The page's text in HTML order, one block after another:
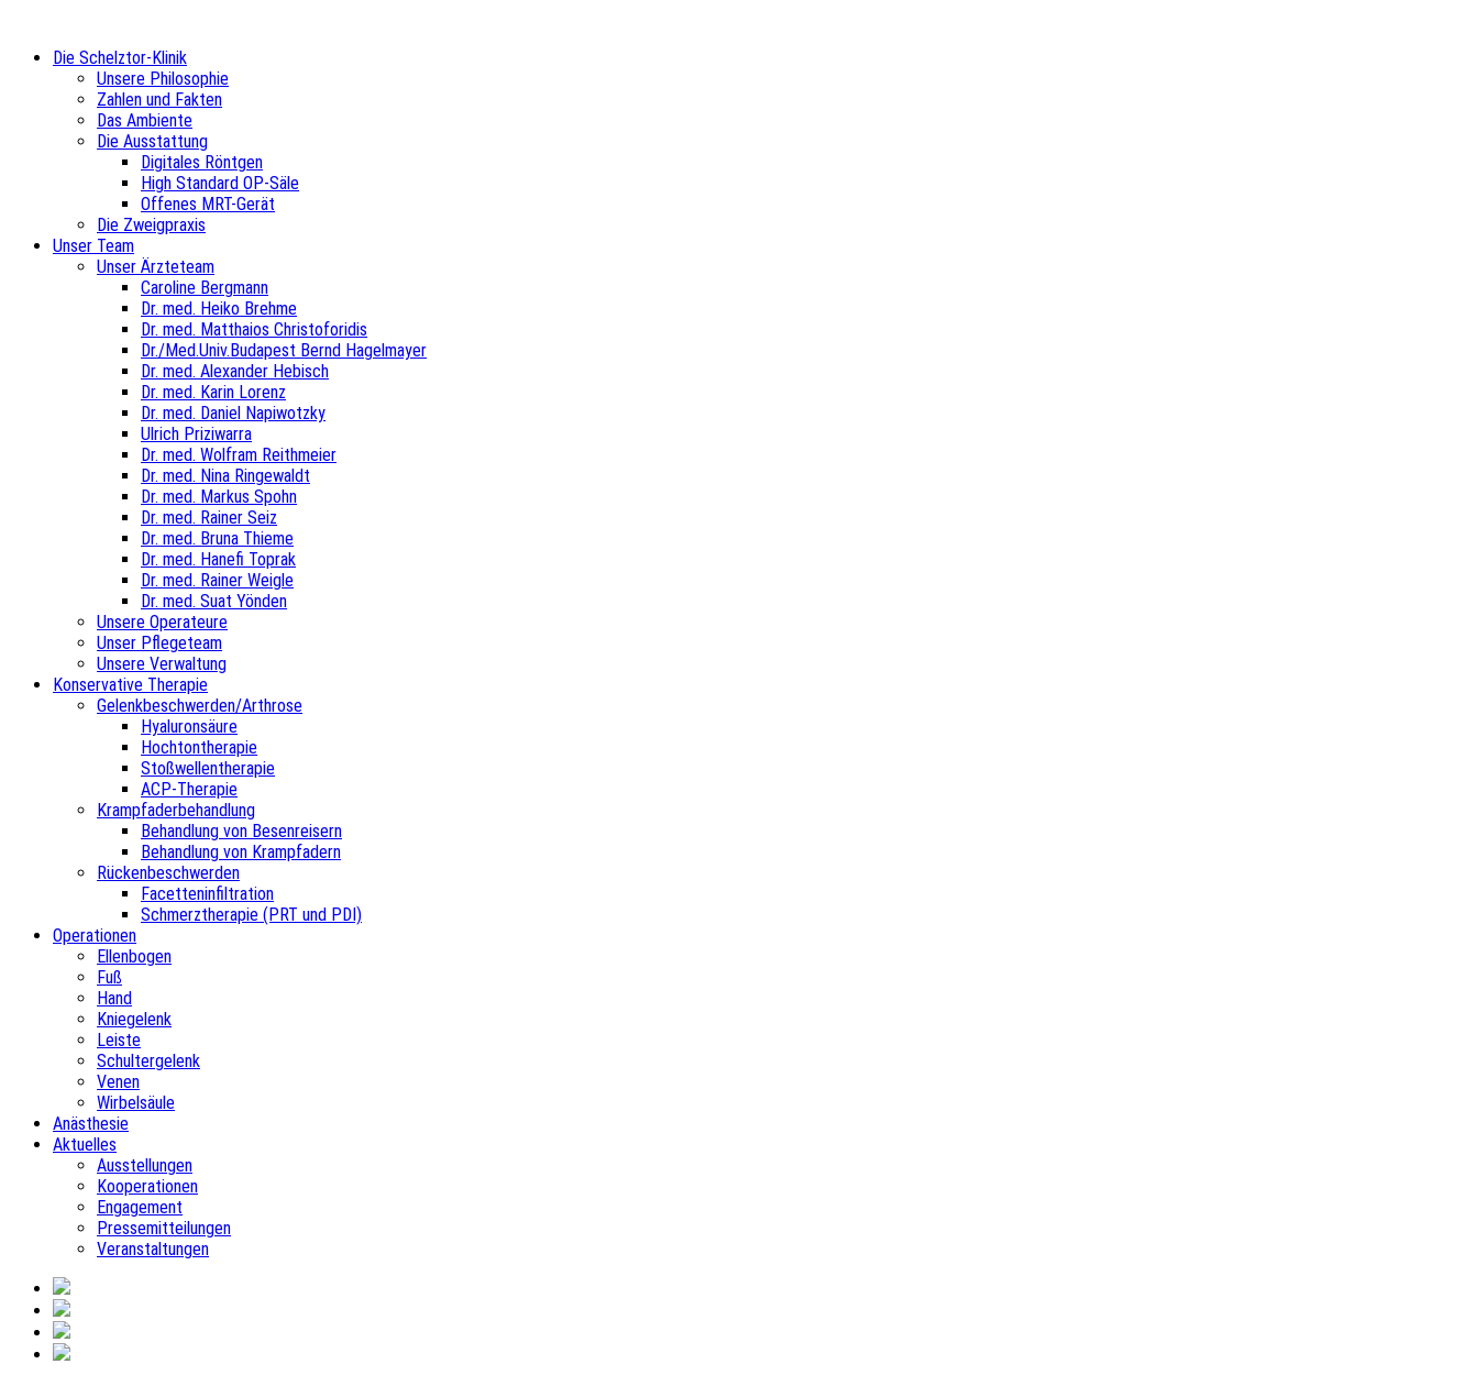
Die Schelztor-Klinik
Unsere Philosophie
Zahlen und Fakten
Das Ambiente
Die Ausstattung
Digitales Röntgen
High Standard OP-Säle
Offenes MRT-Gerät
Die Zweigpraxis
Unser Team
Unser Ärzteteam
Caroline Bergmann
Dr. med. Heiko Brehme
Dr. med. Matthaios Christoforidis
Dr./Med.Univ.Budapest Bernd Hagelmayer
Dr. med. Alexander Hebisch
Dr. med. Karin Lorenz
Dr. med. Daniel Napiwotzky
Ulrich Priziwarra
Dr. med. Wolfram Reithmeier
Dr. med. Nina Ringewaldt
Dr. med. Markus Spohn
Dr. med. Rainer Seiz
Dr. med. Bruna Thieme
Dr. med. Hanefi Toprak
Dr. med. Rainer Weigle
Dr. med. Suat Yönden
Unsere Operateure
Unser Pflegeteam
Unsere Verwaltung
Konservative Therapie
Gelenkbeschwerden/Arthrose
Hyaluronsäure
Hochtontherapie
Stoßwellentherapie
ACP-Therapie
Krampfaderbehandlung
Behandlung von Besenreisern
Behandlung von Krampfadern
Rückenbeschwerden
Facetteninfiltration
Schmerztherapie (PRT und PDI)
Operationen
Ellenbogen
Fuß
Hand
Kniegelenk
Leiste
Schultergelenk
Venen
Wirbelsäule
Anästhesie
Aktuelles
Ausstellungen
Kooperationen
Engagement
Pressemitteilungen
Veranstaltungen